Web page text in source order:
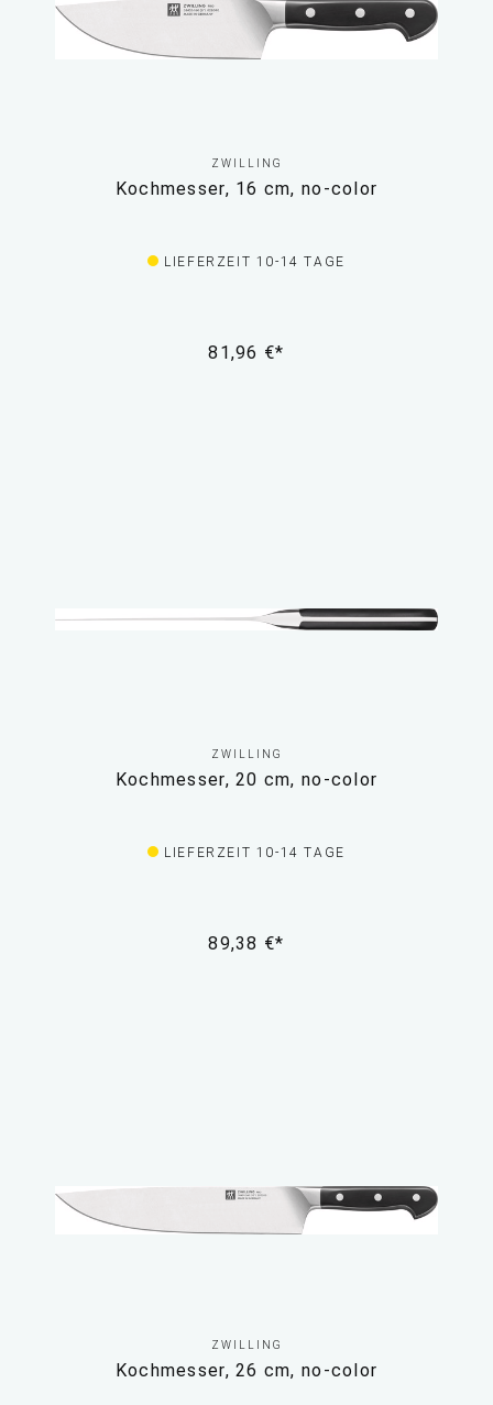
ZWILLING
Kochmesser, 16 cm, no-color
LIEFERZEIT 10-14 TAGE
81,96 €*
ZWILLING
Kochmesser, 20 cm, no-color
LIEFERZEIT 10-14 TAGE
89,38 €*
ZWILLING
Kochmesser, 26 cm, no-color